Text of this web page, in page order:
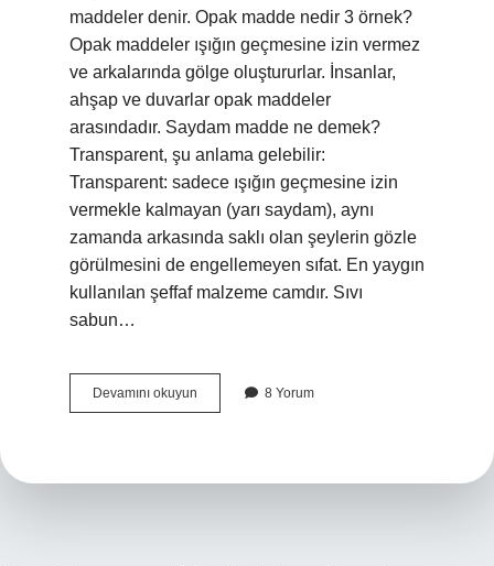
maddeler denir. Opak madde nedir 3 örnek?
Opak maddeler ışığın geçmesine izin vermez
ve arkalarında gölge oluştururlar. İnsanlar,
ahşap ve duvarlar opak maddeler
arasındadır. Saydam madde ne demek?
Transparent, şu anlama gelebilir:
Transparent: sadece ışığın geçmesine izin
vermekle kalmayan (yarı saydam), aynı
zamanda arkasında saklı olan şeylerin gözle
görülmesini de engellemeyen sıfat. En yaygın
kullanılan şeffaf malzeme camdır. Sıvı
sabun…
Devamını okuyun Saydam
Madde
8 Yorum